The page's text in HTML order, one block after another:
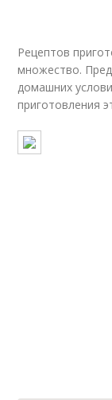
Рецептов
множество.
домашних
приготовления